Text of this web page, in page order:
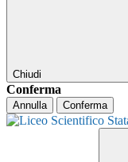
Chiudi
Conferma
Annulla Conferma